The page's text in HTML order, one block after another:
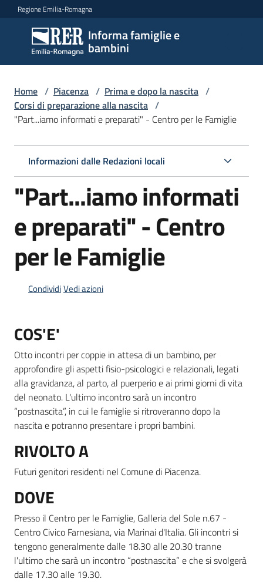
Vai al contenuto
Vai alla navigazione
Vai al footer
Regione Emilia-Romagna
Informa famiglie e
bambini
Informa
famiglie
e
bambini
per
famiglie
Newsletter
Home / Piacenza / Prima e dopo la nascita /
Corsi di preparazione alla nascita /
"Part...iamo informati e preparati" - Centro per le Famiglie
Informazioni dalle Redazioni locali
"Part...iamo informati
e preparati" - Centro
per le Famiglie
CondividiVedi azioni
COS'E'
Otto incontri per coppie in attesa di un bambino, per
approfondire gli aspetti fisio-psicologici e relazionali, legati
alla gravidanza, al parto, al puerperio e ai primi giorni di vita
del neonato. L'ultimo incontro sarà un incontro
“postnascita”, in cui le famiglie si ritroveranno dopo la
nascita e potranno presentare i propri bambini.
RIVOLTO A
Futuri genitori residenti nel Comune di Piacenza.
DOVE
Presso il Centro per le Famiglie, Galleria del Sole n.67 -
Centro Civico Farnesiana, via Marinai d'Italia. Gli incontri si
tengono generalmente dalle 18.30 alle 20.30 tranne
l'ultimo che sarà un incontro “postnascita” e che si svolgerà
dalle 17.30 alle 19.30.